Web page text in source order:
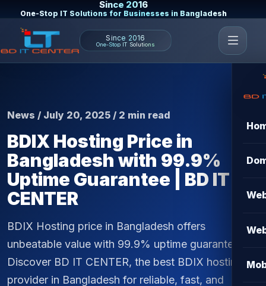
Since 2016
One-Stop IT Solutions for Businesses in Bangladesh
Since 2016
One-Stop IT Solutions
News / July 20, 2025 / 2 min read
BDIX Hosting Price in
Bangladesh with 99.9%
Uptime Guarantee | BD IT
CENTER
BDIX Hosting price in Bangladesh offers
unbeatable value with 99.9% uptime guarantee.
Discover BD IT CENTER, the best BDIX hosting
provider in Bangladesh for reliable, fast, and